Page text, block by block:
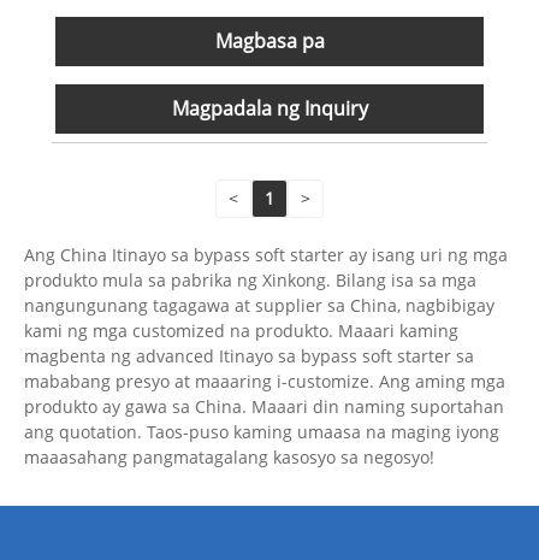
Magbasa pa
Magpadala ng Inquiry
< 1 >
Ang China Itinayo sa bypass soft starter ay isang uri ng mga
produkto mula sa pabrika ng Xinkong. Bilang isa sa mga
nangungunang tagagawa at supplier sa China, nagbibigay
kami ng mga customized na produkto. Maaari kaming
magbenta ng advanced Itinayo sa bypass soft starter sa
mababang presyo at maaaring i-customize. Ang aming mga
produkto ay gawa sa China. Maaari din naming suportahan
ang quotation. Taos-puso kaming umaasa na maging iyong
maaasahang pangmatagalang kasosyo sa negosyo!